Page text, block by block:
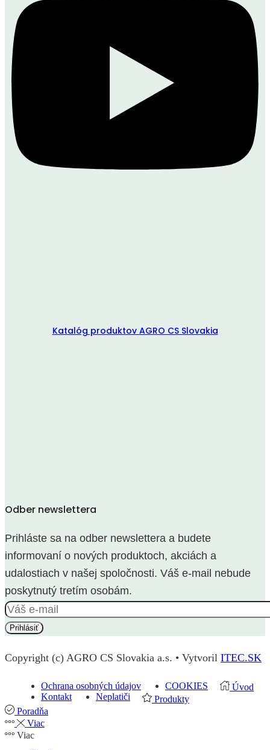
Katalóg produktov AGRO CS Slovakia
Odber newslettera
Prihláste sa na odber newslettera a budete
informovaní o nových produktoch, akciách a
udalostiach v našej spoločnosti. Váš e-mail nebude
poskytnutý tretím osobám.
Copyright (c) AGRO CS Slovakia a.s. • Vytvoril ITEC.SK
Ochrana osobných údajov
COOKIES
Kontakt
Neplatiči
Úvod
Produkty
Poradňa
Viac
Viac